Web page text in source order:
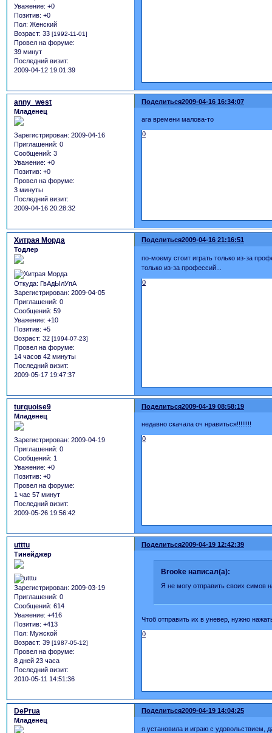
Уважение: +0
Позитив: +0
Пол: Женский
Возраст: 33 [1992-11-01]
Провел на форуме:
39 минут
Последний визит:
2009-04-12 19:01:39
Поделиться2009-04-16 16:34:07
anny_west
Младенец
Зарегистрирован: 2009-04-16
Приглашений: 0
Сообщений: 3
Уважение: +0
Позитив: +0
Провел на форуме:
3 минуты
Последний визит:
2009-04-16 20:28:32
ага времени малова-то
0
Поделиться2009-04-16 21:16:51
Хитрая Морда
Тодлер
Откуда: ГвАдЫлУпА
Зарегистрирован: 2009-04-05
Приглашений: 0
Сообщений: 59
Уважение: +10
Позитив: +5
Возраст: 32 [1994-07-23]
Провел на форуме:
14 часов 42 минуты
Последний визит:
2009-05-17 19:47:37
по-моему стоит играть только из-за
только из-за профессий...
0
Поделиться2009-04-19 08:58:19
turquoise9
Младенец
Зарегистрирован: 2009-04-19
Приглашений: 0
Сообщений: 1
Уважение: +0
Позитив: +0
Провел на форуме:
1 час 57 минут
Последний визит:
2009-05-26 19:56:42
недавно скачала оч нравиться!!!!!!!!
0
Поделиться2009-04-19 12:42:39
utttu
Тинейджер
Зарегистрирован: 2009-03-19
Приглашений: 0
Сообщений: 614
Уважение: +416
Позитив: +413
Пол: Мужской
Возраст: 39 [1987-05-12]
Провел на форуме:
8 дней 23 часа
Последний визит:
2010-05-11 14:51:36
Brooke написал(а):
Я не могу отправить своих симов
Чтоб отправить их в уневер, нужно
0
Поделиться2009-04-19 14:04:25
DePrua
Младенец
я установила и играю с удовольствием,